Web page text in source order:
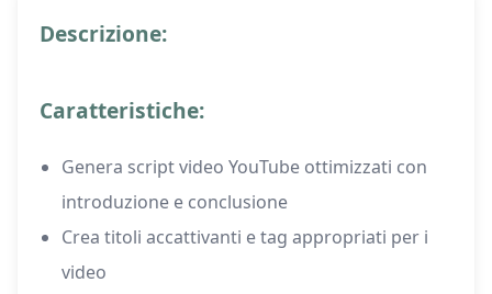
Descrizione:
Caratteristiche:
Genera script video YouTube ottimizzati con
introduzione e conclusione
Crea titoli accattivanti e tag appropriati per i
video